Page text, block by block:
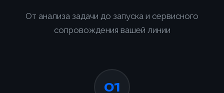
От анализа задачи до запуска и сервисного
сопровождения вашей линии
01